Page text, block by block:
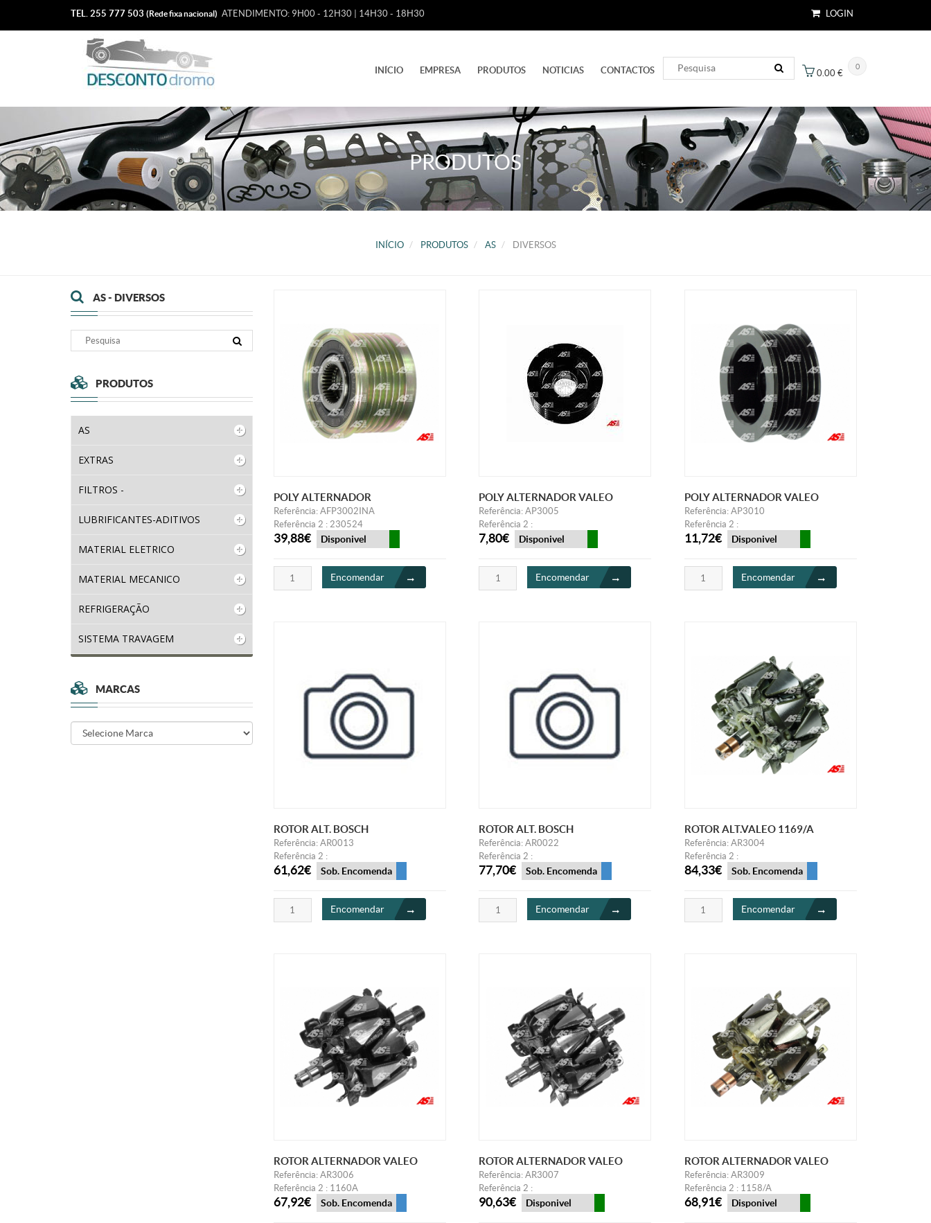
TEL. 255 777 503 (Rede fixa nacional) ATENDIMENTO: 9H00 - 12H30 | 14H30 - 18H30 LOGIN
0
0.00 €
INÍCIO EMPRESA PRODUTOS NOTICIAS CONTACTOS
PRODUTOS
INÍCIO PRODUTOS AS DIVERSOS
AS - DIVERSOS
PRODUTOS
AS
EXTRAS
FILTROS -
LUBRIFICANTES-ADITIVOS
MATERIAL ELETRICO
MATERIAL MECANICO
REFRIGERAÇÃO
SISTEMA TRAVAGEM
MARCAS
POLY ALTERNADOR
Referência: AFP3002INA
Referência 2 : 230524
39,88€ Disponivel
Encomendar
POLY ALTERNADOR VALEO
Referência: AP3005
Referência 2 :
7,80€ Disponivel
Encomendar
POLY ALTERNADOR VALEO
Referência: AP3010
Referência 2 :
11,72€ Disponivel
Encomendar
ROTOR ALT. BOSCH
Referência: AR0013
Referência 2 :
61,62€ Sob. Encomenda
Encomendar
ROTOR ALT. BOSCH
Referência: AR0022
Referência 2 :
77,70€ Sob. Encomenda
Encomendar
ROTOR ALT.VALEO 1169/A
Referência: AR3004
Referência 2 :
84,33€ Sob. Encomenda
Encomendar
ROTOR ALTERNADOR VALEO
Referência: AR3006
Referência 2 : 1160A
67,92€ Sob. Encomenda
ROTOR ALTERNADOR VALEO
Referência: AR3007
Referência 2 :
90,63€ Disponivel
ROTOR ALTERNADOR VALEO
Referência: AR3009
Referência 2 : 1158/A
68,91€ Disponivel